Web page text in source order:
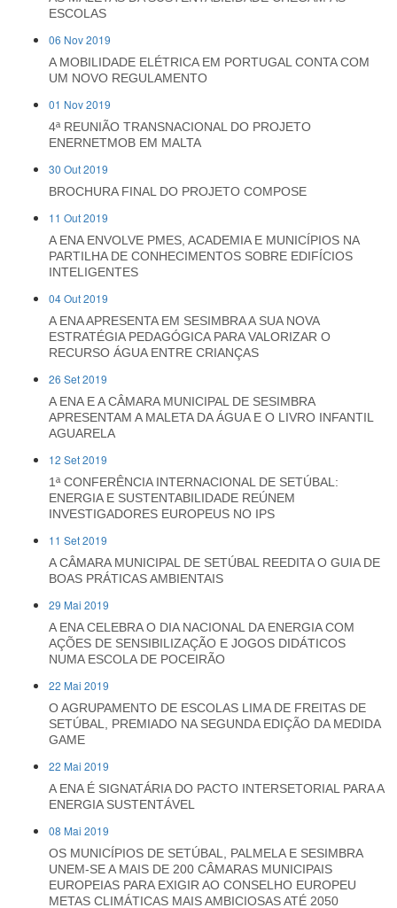
ESCOLAS
06 Nov 2019
A MOBILIDADE ELÉTRICA EM PORTUGAL CONTA COM
UM NOVO REGULAMENTO
01 Nov 2019
4ª REUNIÃO TRANSNACIONAL DO PROJETO
ENERNETMOB EM MALTA
30 Out 2019
BROCHURA FINAL DO PROJETO COMPOSE
11 Out 2019
A ENA ENVOLVE PMES, ACADEMIA E MUNICÍPIOS NA
PARTILHA DE CONHECIMENTOS SOBRE EDIFÍCIOS
INTELIGENTES
04 Out 2019
A ENA APRESENTA EM SESIMBRA A SUA NOVA
ESTRATÉGIA PEDAGÓGICA PARA VALORIZAR O
RECURSO ÁGUA ENTRE CRIANÇAS
26 Set 2019
A ENA E A CÂMARA MUNICIPAL DE SESIMBRA
APRESENTAM A MALETA DA ÁGUA E O LIVRO INFANTIL
AGUARELA
12 Set 2019
1ª CONFERÊNCIA INTERNACIONAL DE SETÚBAL:
ENERGIA E SUSTENTABILIDADE REÚNEM
INVESTIGADORES EUROPEUS NO IPS
11 Set 2019
A CÂMARA MUNICIPAL DE SETÚBAL REEDITA O GUIA DE
BOAS PRÁTICAS AMBIENTAIS
29 Mai 2019
A ENA CELEBRA O DIA NACIONAL DA ENERGIA COM
AÇÕES DE SENSIBILIZAÇÃO E JOGOS DIDÁTICOS
NUMA ESCOLA DE POCEIRÃO
22 Mai 2019
O AGRUPAMENTO DE ESCOLAS LIMA DE FREITAS DE
SETÚBAL, PREMIADO NA SEGUNDA EDIÇÃO DA MEDIDA
GAME
22 Mai 2019
A ENA É SIGNATÁRIA DO PACTO INTERSETORIAL PARA A
ENERGIA SUSTENTÁVEL
08 Mai 2019
OS MUNICÍPIOS DE SETÚBAL, PALMELA E SESIMBRA
UNEM-SE A MAIS DE 200 CÂMARAS MUNICIPAIS
EUROPEIAS PARA EXIGIR AO CONSELHO EUROPEU
METAS CLIMÁTICAS MAIS AMBICIOSAS ATÉ 2050